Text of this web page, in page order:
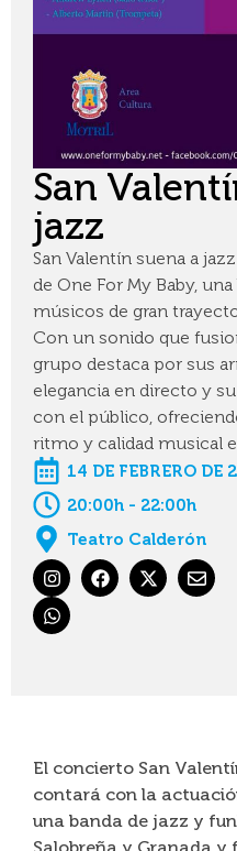
San
jazz
San Valentín suena a
de One For My Baby,
músicos de gran
Con un sonido que
grupo destaca por sus
elegancia en directo y
con el público,
ritmo y calidad musical
14 DE FEBRERO DE
20:00h - 22:00h
Teatro Calderón
El concierto San
contará con la
una banda de jazz y